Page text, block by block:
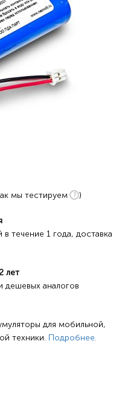
мы тестируем
)
течение 1 года, доставка
лет
дешевых аналогов
для мобильной,
техники. Подробнее.